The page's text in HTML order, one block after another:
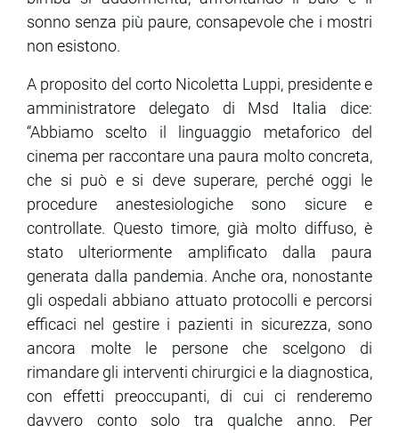
sonno senza più paure, consapevole che i mostri
non esistono.
A proposito del corto Nicoletta Luppi, presidente e
amministratore delegato di Msd Italia dice:
“Abbiamo scelto il linguaggio metaforico del
cinema per raccontare una paura molto concreta,
che si può e si deve superare, perché oggi le
procedure anestesiologiche sono sicure e
controllate. Questo timore, già molto diffuso, è
stato ulteriormente amplificato dalla paura
generata dalla pandemia. Anche ora, nonostante
gli ospedali abbiano attuato protocolli e percorsi
efficaci nel gestire i pazienti in sicurezza, sono
ancora molte le persone che scelgono di
rimandare gli interventi chirurgici e la diagnostica,
con effetti preoccupanti, di cui ci renderemo
davvero conto solo tra qualche anno. Per